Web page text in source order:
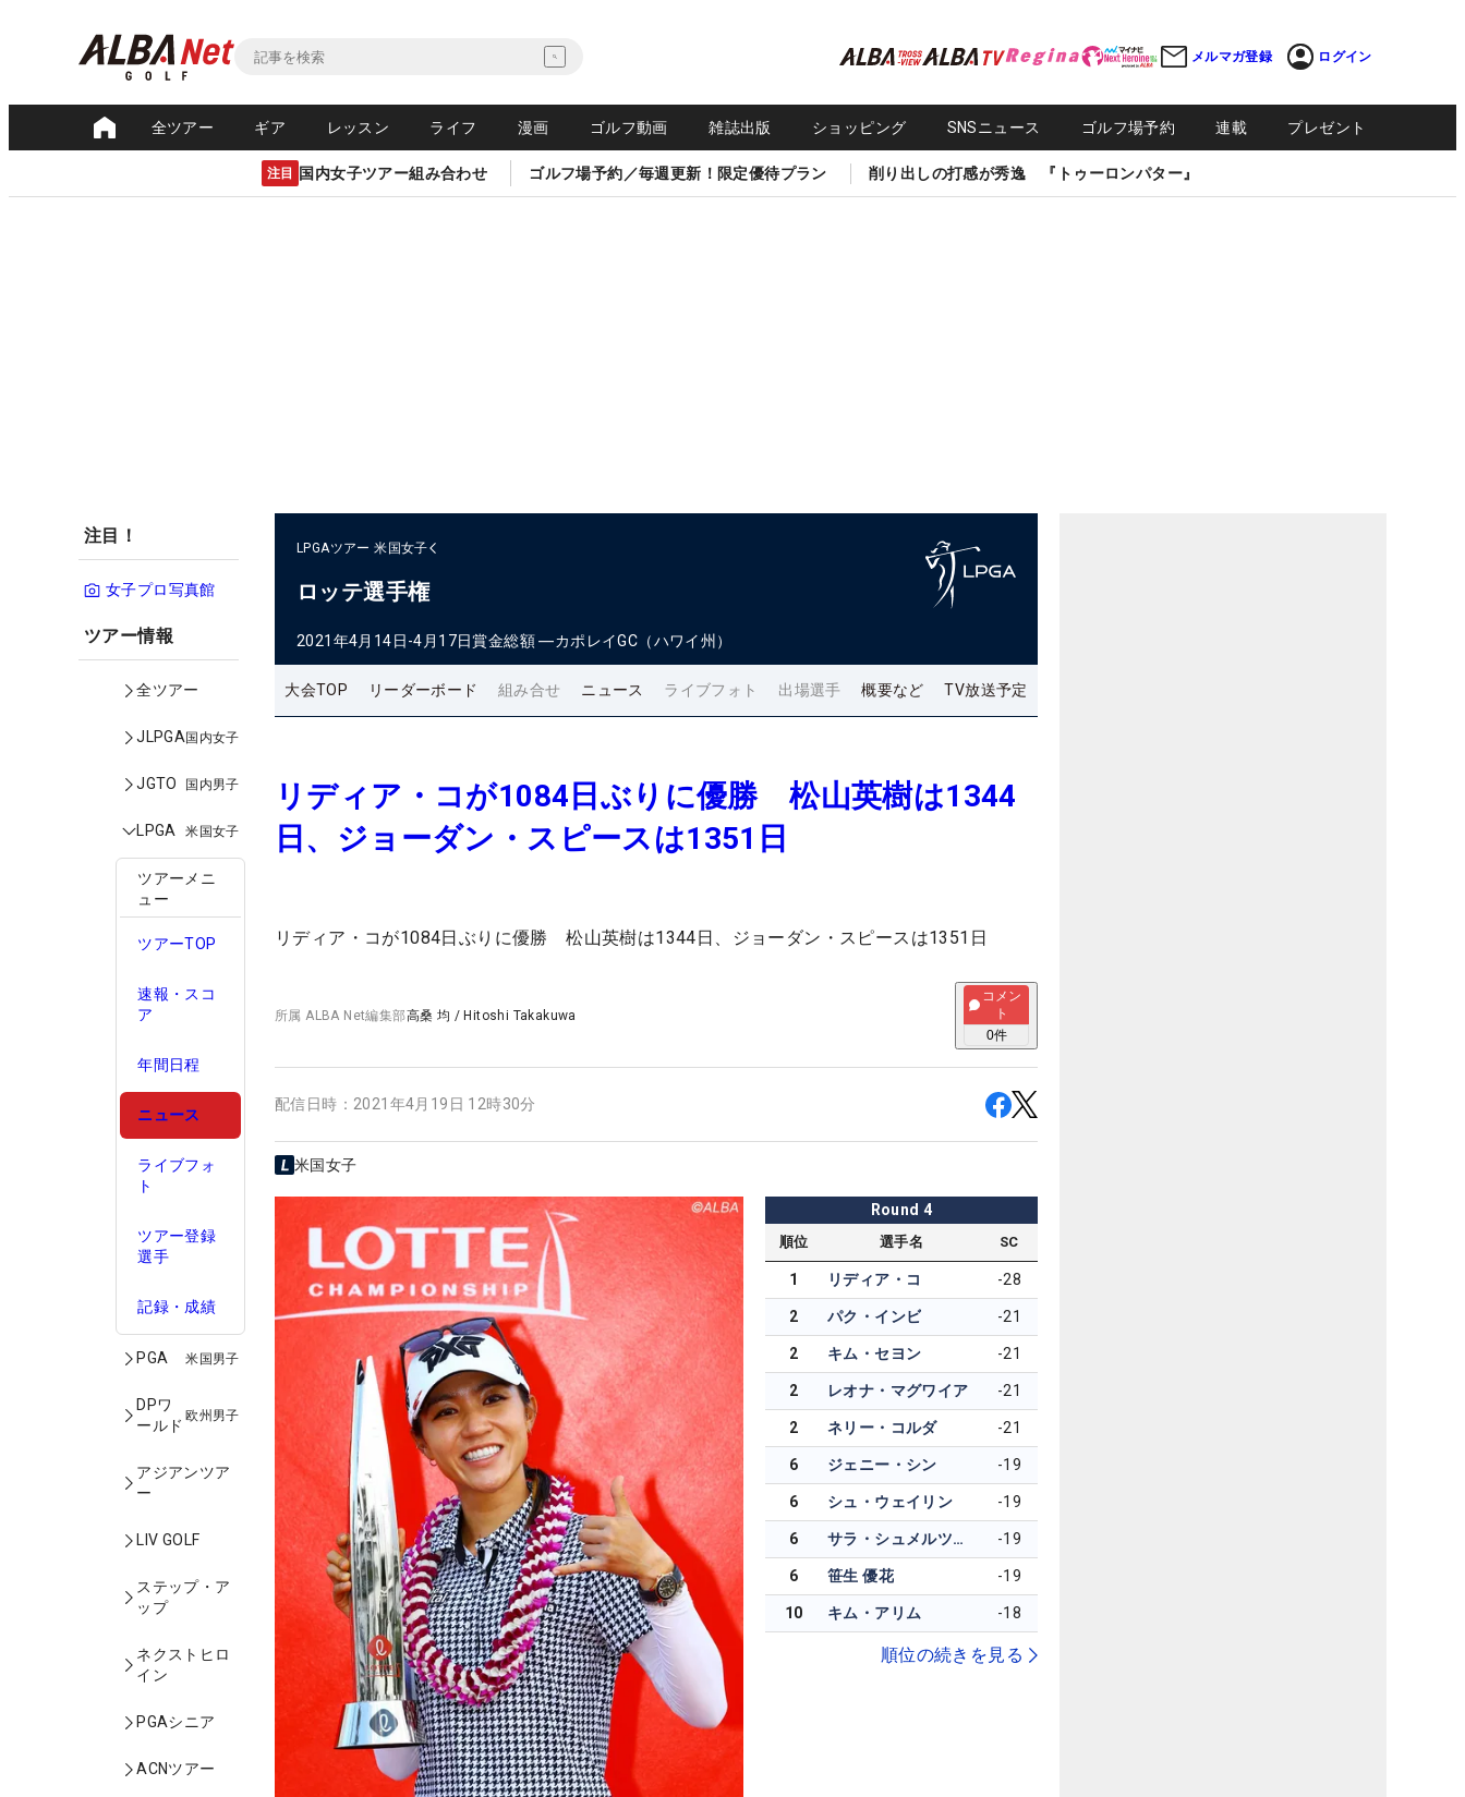
メルマガ登録 ログイン
全ツアー ギア レッスン ライフ 漫画 ゴルフ動画 雑誌出版 ショッピング SNSニュース ゴルフ場予約 連載 プレゼント
注目 国内女子ツアー組み合わせ ゴルフ場予約／毎週更新！限定優待プラン 削り出しの打感が秀逸 『トゥーロンパター』
注目！
女子プロ写真館
ツアー情報
全ツアー
JLPGA国内女子
JGTO 国内男子
LPGA 米国女子
ツアーメニ
ュー
ツアーTOP
速報・スコ
ア
年間日程
ニュース
ライブフォ
ト
ツアー登録
選手
記録・成績
PGA 米国男子
DPワ
ールド
欧州男子
アジアンツア
ー
LIV GOLF
ステップ・ア
ップ
ネクストヒロ
イン
PGAシニア
ACNツアー
LPGAツアー 米国女子
ロッテ選手権
2021年4月14日-4月17日賞金総額 ―カポレイGC（ハワイ州）
大会TOP リーダーボード 組み合せ ニュース ライブフォト 出場選手 概要など TV放送予定
リディア・コが1084日ぶりに優勝 松山英樹は1344
日、ジョーダン・スピースは1351日
リディア・コが1084日ぶりに優勝 松山英樹は1344日、ジョーダン・スピースは1351日
所属ALBA Net編集部高桑 均 / Hitoshi Takakuwa
コメン
ト
0件
配信日時： 2021年4月19日 12時30分
米国女子
Round 4
順位 選手名 SC
1 リディア・コ -28
2 パク・インビ -21
2 キム・セヨン -21
2 レオナ・マグワイア -21
2 ネリー・コルダ -21
6 ジェニー・シン -19
6 シュ・ウェイリン -19
6 サラ・シュメルツェル -19
6 笹生 優花 -19
10 キム・アリム -18
順位の続きを見る